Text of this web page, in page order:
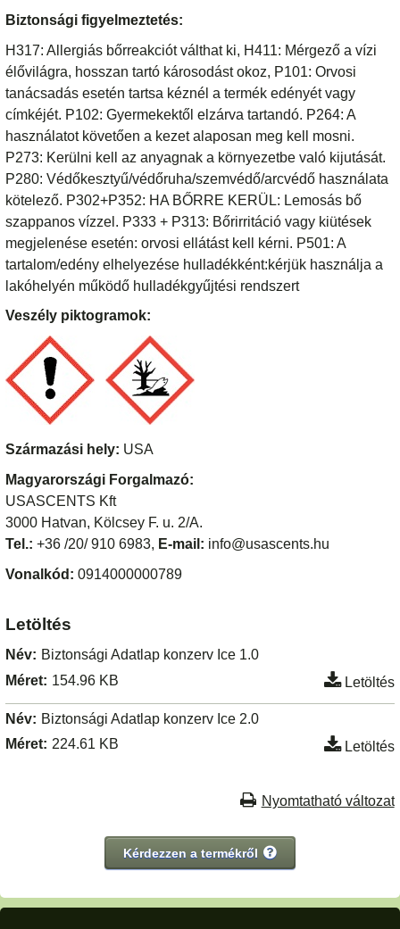
Biztonsági figyelmeztetés:
H317: Allergiás bőrreakciót válthat ki, H411: Mérgező a vízi
élővilágra, hosszan tartó károsodást okoz, P101: Orvosi
tanácsadás esetén tartsa kéznél a termék edényét vagy
címkéjét. P102: Gyermekektől elzárva tartandó. P264: A
használatot követően a kezet alaposan meg kell mosni.
P273: Kerülni kell az anyagnak a környezetbe való kijutását.
P280: Védőkesztyű/védőruha/szemvédő/arcvédő használata
kötelező. P302+P352: HA BŐRRE KERÜL: Lemosás bő
szappanos vízzel. P333 + P313: Bőrirritáció vagy kiütések
megjelenése esetén: orvosi ellátást kell kérni. P501: A
tartalom/edény elhelyezése hulladékként:kérjük használja a
lakóhelyén működő hulladékgyűjtési rendszert
Veszély piktogramok:
Származási hely: USA
Magyarországi Forgalmazó:
USASCENTS Kft
3000 Hatvan, Kölcsey F. u. 2/A.
Tel.: +36 /20/ 910 6983, E-mail: info@usascents.hu
Vonalkód: 0914000000789
Letöltés
Név: Biztonsági Adatlap konzerv Ice 1.0
Méret: 154.96 KB Letöltés
Név: Biztonsági Adatlap konzerv Ice 2.0
Méret: 224.61 KB Letöltés
Nyomtatható változat
Kérdezzen a termékről